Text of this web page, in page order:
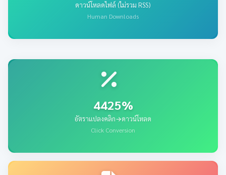
ดาวน์โหลดไฟล์ (ไม่รวม RSS)
Human Downloads
4425%
อัตราแปลงคลิก→ดาวน์โหลด
Click Conversion